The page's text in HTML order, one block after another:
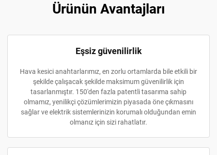
Ürünün Avantajları
Eşsiz güvenilirlik
Hava kesici anahtarlarımız, en zorlu ortamlarda bile etkili bir
şekilde çalışacak şekilde maksimum güvenilirlik için
tasarlanmıştır. 150'den fazla patentli tasarıma sahip
olmamız, yenilikçi çözümlerimizin piyasada öne çıkmasını
sağlar ve elektrik sistemlerinizin korumalı olduğundan emin
olmanız için sizi rahatlatır.